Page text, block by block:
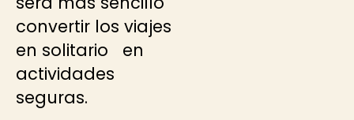
convertir los viajes
en solitario en
actividades
seguras.